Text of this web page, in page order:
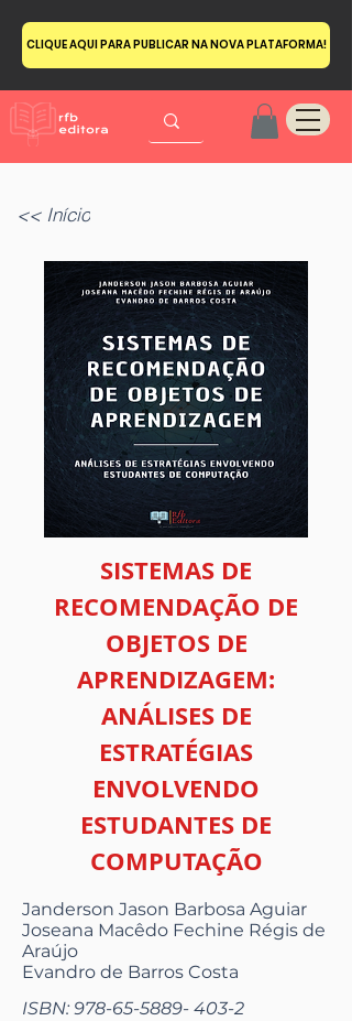
CLIQUE AQUI PARA PUBLICAR NA NOVA PLATAFORMA!
<< Início
SISTEMAS DE
RECOMENDAÇÃO DE
OBJETOS DE
APRENDIZAGEM:
ANÁLISES DE
ESTRATÉGIAS
ENVOLVENDO
ESTUDANTES DE
COMPUTAÇÃO
Janderson Jason Barbosa Aguiar
Joseana Macêdo Fechine Régis de
Araújo
Evandro de Barros Costa
ISBN:978-65-5889- 403-2